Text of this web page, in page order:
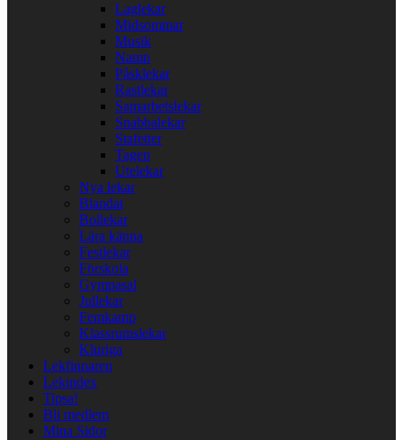
Laglekar
Midsommar
Musik
Namn
Påsklekar
Rastlekar
Samarbetslekar
Snabbalekar
Stafetter
Tagen
Utelekar
Nya lekar
Blandat
Bollekar
Lära känna
Festlekar
Förskola
Gympasal
Jullekar
Femkamp
Klassrumslekar
Kluriga
Lekfinnaren
Lekindex
Tipsa!
Bli medlem
Mina Sidor